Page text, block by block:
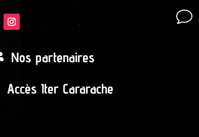
Nos partenaires
Accès Iter Cararache
v